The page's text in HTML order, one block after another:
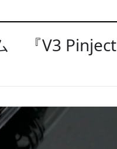
『V3 Pinject